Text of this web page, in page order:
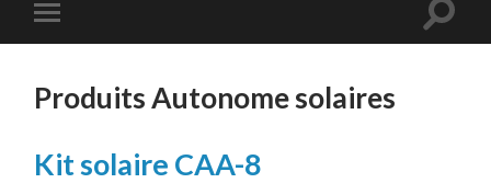
Produits Autonome solaires
Kit solaire CAA-8